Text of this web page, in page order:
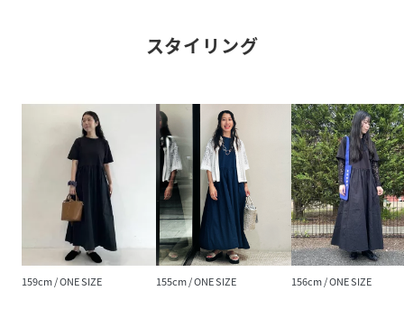
性別タイプ レディース
中国製
カットソー部分:コットン100
% 布帛部分:コットン100
サイズ ONE SIZE
スタイリング
159cm / ONE SIZE 155cm / ONE SIZE 156cm / ONE SIZE